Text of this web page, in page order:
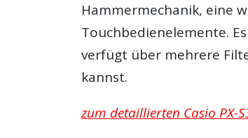
Hammermechanik, eine
Touchbedienelemente.
verfügt über mehrere
kannst.
zum detaillierten Casio PX-